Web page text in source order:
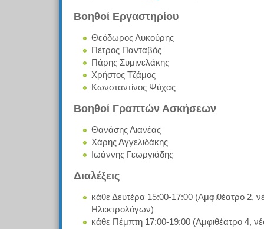
Βοηθοί Εργαστηρίου
Θεόδωρος Λυκούρης
Πέτρος Πανταβός
Πάρης Συμινελάκης
Χρήστος Τζάμος
Κωνσταντίνος Ψύχας
Βοηθοί Γραπτών Ασκήσεων
Θανάσης Λιανέας
Χάρης Αγγελιδάκης
Ιωάννης Γεωργιάδης
Διαλέξεις
κάθε Δευτέρα 15:00-17:00 (Αμφιθέατρο 2,
Ηλεκτρολόγων)
κάθε Πέμπτη 17:00-19:00 (Αμφιθέατρο 4,